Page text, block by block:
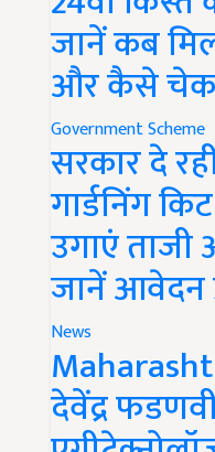
जानें कब
और कैसे चेक
Government Scheme
सरकार दे
गार्डनिंग
उगाएं ताजी
जानें आवेदन
News
देवेंद्र